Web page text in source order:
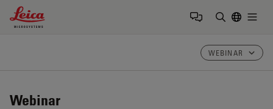
Leica Microsystems Logo
WEBINAR
Webinar